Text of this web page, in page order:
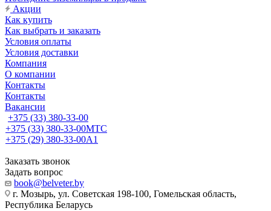
Акции
Как купить
Как выбрать и заказать
Условия оплаты
Условия доставки
Компания
О компании
Контакты
Контакты
Вакансии
+375 (33) 380-33-00
+375 (33) 380-33-00МТС
+375 (29) 380-33-00А1
Заказать звонок
Задать вопрос
book@belveter.by
г. Мозырь, ул. Советская 198-100, Гомельская область,
Республика Беларусь